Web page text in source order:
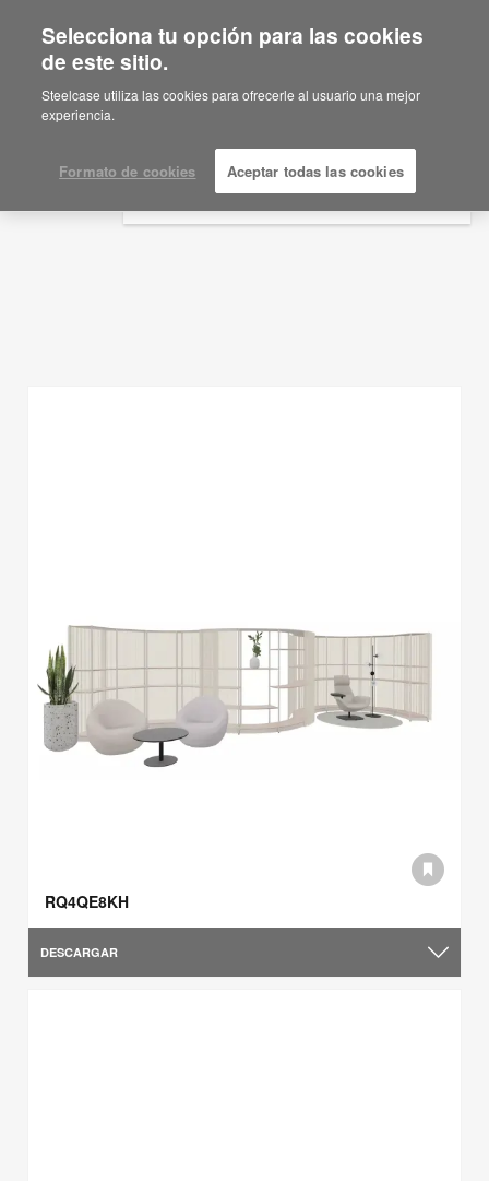
Are you in United States?
Would you like to see Products we sell in
your region?
English
Español
Ideas de planificación
RQ4QE8KH
DESCARGAR
Selecciona tu opción para las cookies
de este sitio.
Steelcase utiliza las cookies para ofrecerle al usuario una mejor
experiencia.
Formato de cookies Aceptar todas las cookies